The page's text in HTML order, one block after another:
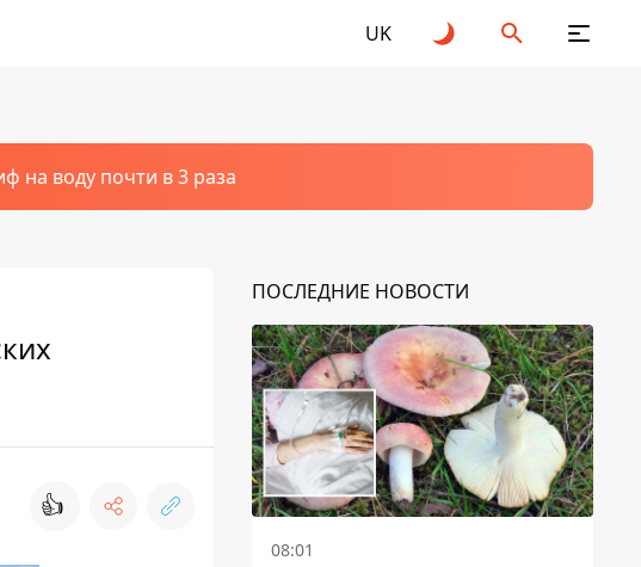
UK
на воду почти в 3 раза
👍
ПОСЛЕДНИЕ НОВОСТИ
08:01